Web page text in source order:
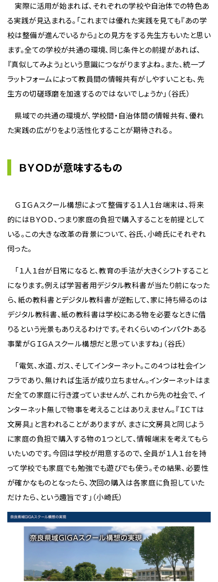
実際に活用が始まれば、それぞれの学校や自治体での特色あ
る実践が見込まれる。「これまでは優れた実践を見ても『あの学
校は整備が進んでいるから』との見方をする先生方もいたと思い
ます。全ての学校が共通の環境、同じ条件との前提があれば、
『真似してみよう』という意識につながりますよね。また、統一プ
ラットフォームによって教員間の情報共有がしやすいことも、先
生方の切磋琢磨を加速するのではないでしょうか」（谷氏）
県域での共通の環境が、学校間・自治体間の情報共有、優れ
た実践の広がりをより活性化することが期待される。
ＢＹＯＤが意味するもの
ＧＩＧＡスクール構想によって整備する１人１台端末は、将来
的にはＢＹＯＤ、つまり家庭の負担で購入することを前提として
いる。この大きな改革の背景について、谷氏、小崎氏にそれぞれ
伺った。
「１人１台が日常になると、教育の手法が大きくシフトすること
になります。例えば学習者用デジタル教科書が当たり前になった
ら、紙の教科書とデジタル教科書が逆転して、家に持ち帰るのは
デジタル教科書、紙の教科書は学校にある物を必要なときに借
りるという光景もありえるわけです。それくらいのインパクトある
事業がＧＩＧＡスクール構想だと思っていますね」（谷氏）
「電気、水道、ガス、そしてインターネット。この４つは社会イン
フラであり、無ければ生活が成り立ちません。インターネットはま
だ全ての家庭に行き渡っていませんが、これから先の社会で、イ
ンターネット無しで物事を考えることはありえません。『ＩＣＴは
文房具』と言われることがありますが、まさに文房具と同じよう
に家庭の負担で購入する物の１つとして、情報端末を考えてもら
いたいのです。今回は学校が用意するので、全員が１人１台を持
って学校でも家庭でも勉強でも遊びでも使う。その結果、必要性
が確かなものとなったら、次回の購入は各家庭に負担していた
だけたら、という趣旨です」（小崎氏）